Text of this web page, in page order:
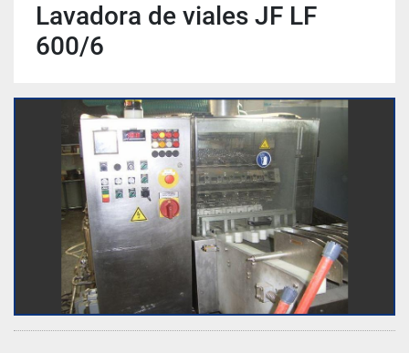
Lavadora de viales JF LF
600/6